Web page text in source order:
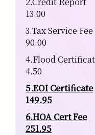
13.00
3.Tax Service Fee
90.00
4.Flood
4.50
5.EOI Certificate
149.95
6.HOA Cert Fee
251.95